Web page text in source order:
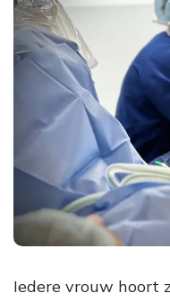
Iedere vrouw hoort